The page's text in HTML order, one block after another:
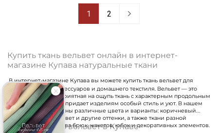
1 2
Купить ткань вельвет онлайн в интернет-
магазине Купава натуральные ткани
В интернет-магазине Купава вы можете купить ткань вельвет для
пошива одежды, аксессуаров и домашнего текстиля. Вельвет — это
прочная, мягкая и приятная на ощупь ткань с характерным продольным
рубчиком , который придает изделиям особый стиль и уют. В нашем
каталоге представлены различные цвета и варианты: коричневый
вельвет, серый вельвет и другие оттенки, а также ткани разной
плотности для пошива брюк, жакетов, юбок и декоративных элементов.
Цены на ткань вельвет в Купаве